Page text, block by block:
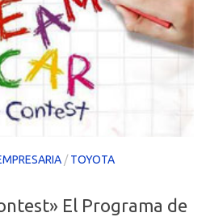
/TOYOTA
El Programa de